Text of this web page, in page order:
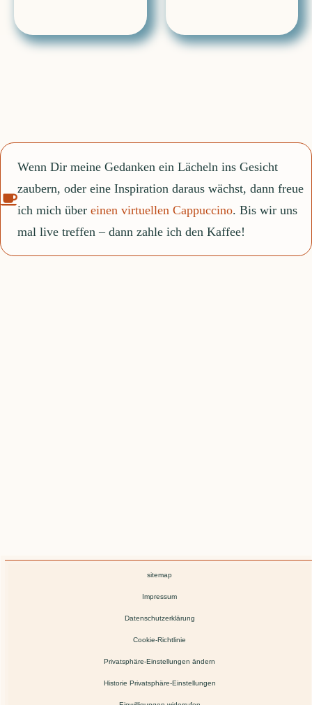
Wenn Dir meine Gedanken ein Lächeln ins Gesicht
zaubern, oder eine Inspiration daraus wächst, dann freue
ich mich über einen virtuellen Cappuccino. Bis wir uns
mal live treffen – dann zahle ich den Kaffee!
sitemap
Impressum
Datenschutzerklärung
Cookie-Richtlinie
Privatsphäre-Einstellungen ändern
Historie Privatsphäre-Einstellungen